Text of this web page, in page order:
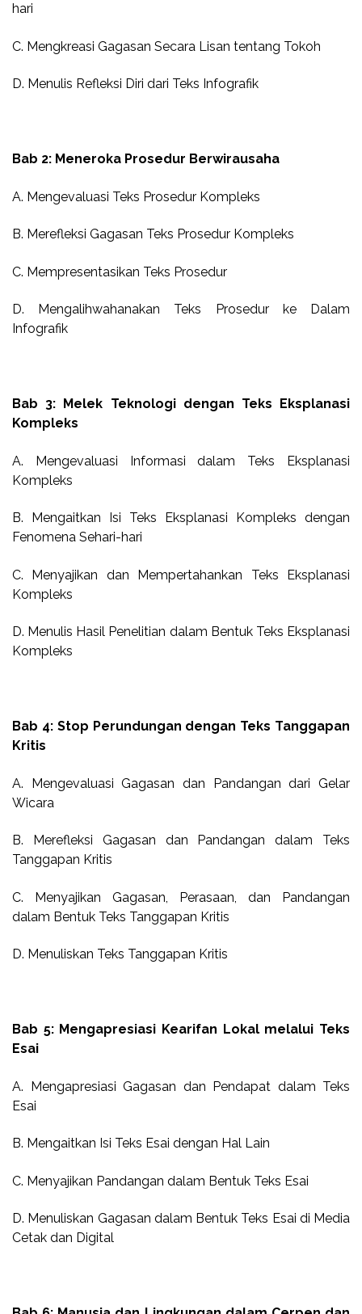
hari
C. Mengkreasi Gagasan Secara Lisan tentang Tokoh
D. Menulis Refleksi Diri dari Teks Infografik
Bab 2: Meneroka Prosedur Berwirausaha
A. Mengevaluasi Teks Prosedur Kompleks
B. Merefleksi Gagasan Teks Prosedur Kompleks
C. Mempresentasikan Teks Prosedur
D. Mengalihwahanakan Teks Prosedur ke Dalam
Infografik
Bab 3: Melek Teknologi dengan Teks Eksplanasi
Kompleks
A. Mengevaluasi Informasi dalam Teks Eksplanasi
Kompleks
B. Mengaitkan Isi Teks Eksplanasi Kompleks dengan
Fenomena Sehari-hari
C. Menyajikan dan Mempertahankan Teks Eksplanasi
Kompleks
D. Menulis Hasil Penelitian dalam Bentuk Teks Eksplanasi
Kompleks
Bab 4: Stop Perundungan dengan Teks Tanggapan
Kritis
A. Mengevaluasi Gagasan dan Pandangan dari Gelar
Wicara
B. Merefleksi Gagasan dan Pandangan dalam Teks
Tanggapan Kritis
C. Menyajikan Gagasan, Perasaan, dan Pandangan
dalam Bentuk Teks Tanggapan Kritis
D. Menuliskan Teks Tanggapan Kritis
Bab 5: Mengapresiasi Kearifan Lokal melalui Teks
Esai
A. Mengapresiasi Gagasan dan Pendapat dalam Teks
Esai
B. Mengaitkan Isi Teks Esai dengan Hal Lain
C. Menyajikan Pandangan dalam Bentuk Teks Esai
D. Menuliskan Gagasan dalam Bentuk Teks Esai di Media
Cetak dan Digital